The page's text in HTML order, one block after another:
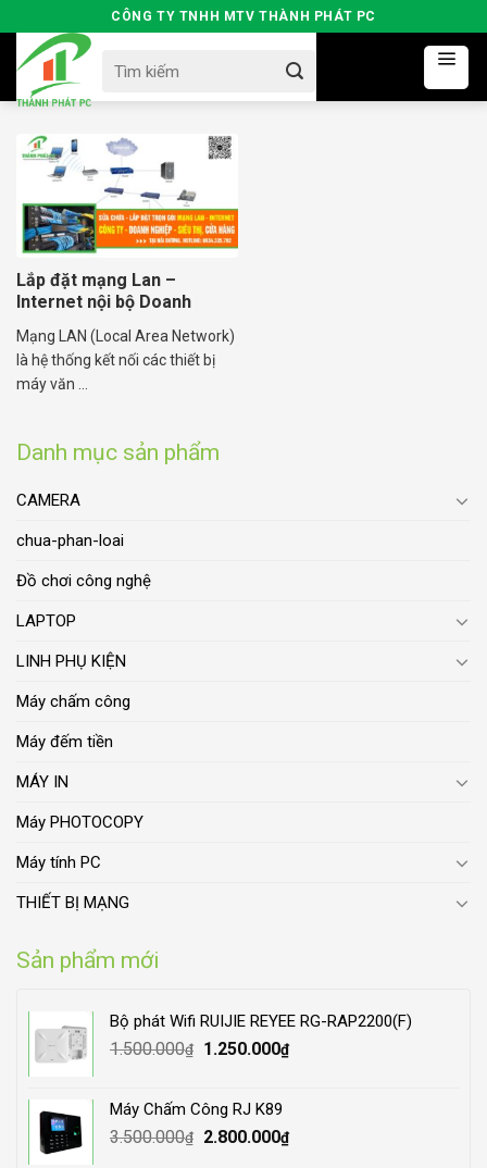
to
content
CÔNG TY TNHH MTV THÀNH PHÁT PC
for:
Danh mục sản phẩm
CAMERA
chua-phan-loai
Đồ chơi công nghệ
LAPTOP
LINH PHỤ KIỆN
Máy chấm công
Máy đếm tiền
MÁY IN
Máy PHOTOCOPY
Máy tính PC
THIẾT BỊ MẠNG
Sản phẩm mới
Bộ phát Wifi RUIJIE REYEE RG-RAP2200(F)
1.500.000₫
Original
1.500.000₫.
1.250.000₫Current
Máy Chấm Công RJ K89
3.500.000₫
Original
2.800.000₫Current
Lắp đặt mạng Lan –
Internet nội bộ Doanh
Nghiệp Tại Hải Dương
Mạng LAN (Local Area Network)
là hệ thống kết nối các thiết bị
máy văn ...